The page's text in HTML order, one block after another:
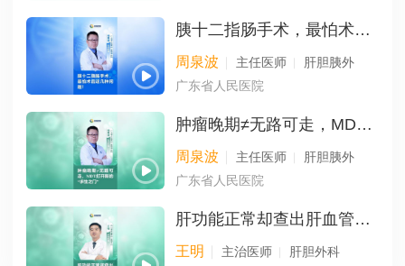
胰十二指肠手术，最怕术后这几种问题！
周泉波 主任医师
肝胆胰外
广东省人民医院
肿瘤晚期≠无路可走，MDT打开新的“求生之门”
周泉波 主任医师
肝胆胰外
广东省人民医院
肝功能正常却查出肝血管瘤？真相让人意外
王明 主治医师
肝胆外科